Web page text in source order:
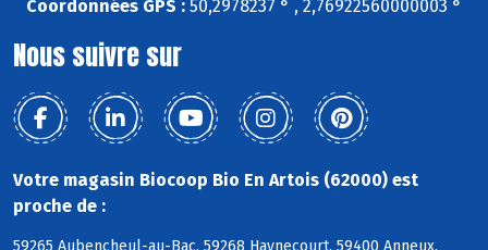
Coordonnées GPS : 50,2978237 ° , 2,76922560000003 °
Nous suivre sur
Votre magasin Biocoop Bio En Artois (62000) est
proche de :
59265 Aubencheul-au-Bac, 59268 Haynecourt, 59400 Anneux,